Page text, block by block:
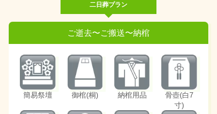
二日葬プラン
ご逝去〜ご搬送〜納棺
簡易祭壇 御棺(桐) 納棺用品
骨壺(白7
寸)